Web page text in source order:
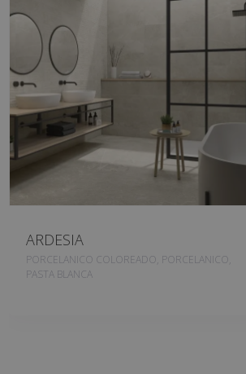
ARDESIA
PORCELANICO COLOREADO, PORCELANICO,
PASTA BLANCA